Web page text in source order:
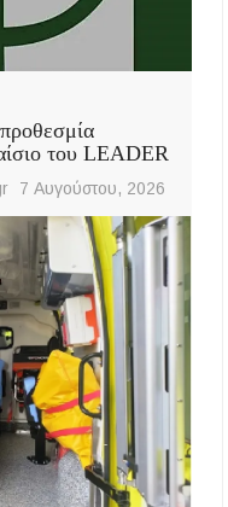
του LEADER
7 Αυγούστου, 2026